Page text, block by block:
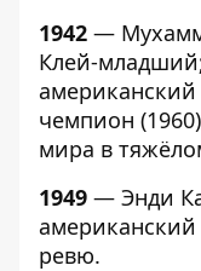
1942 —
Клей-
чемпион
мира в
1949 — Энди
ревю.